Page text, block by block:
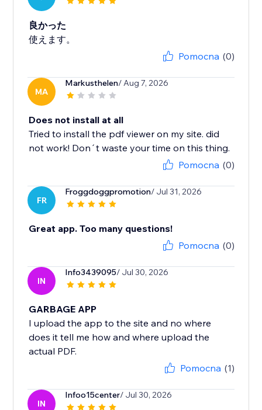
良かった
使えます。
Pomocna (0)
MA
Markusthelen/ Aug 7, 2026
Does not install at all
Tried to install the pdf viewer on my site. did
not work! Don´t waste your time on this thing.
Pomocna (0)
FR
Froggdoggpromotion/ Jul 31, 2026
Great app. Too many questions!
Pomocna (0)
IN
Info3439095/ Jul 30, 2026
GARBAGE APP
I upload the app to the site and no where
does it tell me how and where upload the
actual PDF.
Pomocna (1)
IN
Infoo15center/ Jul 30, 2026